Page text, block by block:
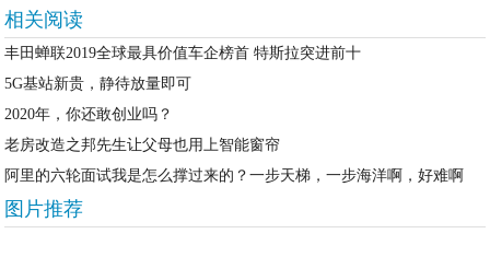
相关阅读
丰田蝉联2019全球最具价值车企榜首 特斯拉突进前十
5G基站新贵，静待放量即可
2020年，你还敢创业吗？
老房改造之邦先生让父母也用上智能窗帘
阿里的六轮面试我是怎么撑过来的？一步天梯，一步海洋啊，好难啊
图片推荐